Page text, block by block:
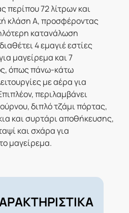
περίπου 72 λίτρων και
κλάση Α, προσφέροντας
κατανάλωση
4 εμαγιέ εστίες
μαγείρεμα και 7
όπως πάνω-κάτω
με αέρα για
περιλαμβάνει
διπλό τζάμι πόρτας,
και συρτάρι αποθήκευσης,
και σχάρα για
μαγείρεμα.